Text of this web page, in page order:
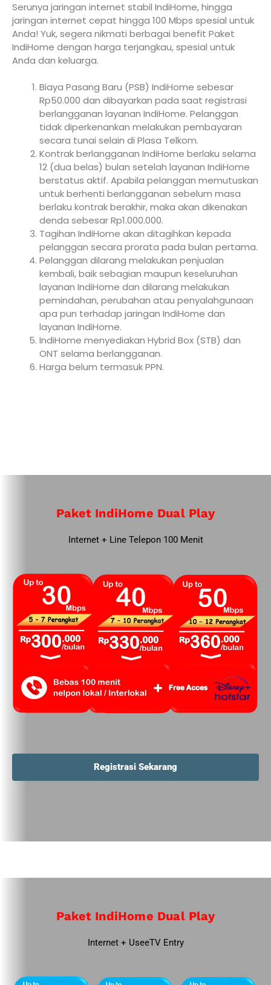
Serunya jaringan internet stabil IndiHome, hingga
jaringan internet cepat hingga 100 Mbps spesial untuk
Anda! Yuk, segera nikmati berbagai benefit Paket
IndiHome dengan harga terjangkau, spesial untuk
Anda dan keluarga.
Biaya Pasang Baru (PSB) IndiHome sebesar
Rp50.000 dan dibayarkan pada saat registrasi
berlangganan layanan IndiHome. Pelanggan
tidak diperkenankan melakukan pembayaran
secara tunai selain di Plasa Telkom.
Kontrak berlangganan IndiHome berlaku selama
12 (dua belas) bulan setelah layanan IndiHome
berstatus aktif. Apabila pelanggan memutuskan
untuk berhenti berlangganan sebelum masa
berlaku kontrak berakhir, maka akan dikenakan
denda sebesar Rp1.000.000.
Tagihan IndiHome akan ditagihkan kepada
pelanggan secara prorata pada bulan pertama.
Pelanggan dilarang melakukan penjualan
kembali, baik sebagian maupun keseluruhan
layanan IndiHome dan dilarang melakukan
pemindahan, perubahan atau penyalahgunaan
apa pun terhadap jaringan IndiHome dan
layanan IndiHome.
IndiHome menyediakan Hybrid Box (STB) dan
ONT selama berlangganan.
Harga belum termasuk PPN.
Paket IndiHome Dual Play
Internet + Line Telepon 100 Menit
Registrasi Sekarang
Paket IndiHome Dual Play
Internet + UseeTV Entry